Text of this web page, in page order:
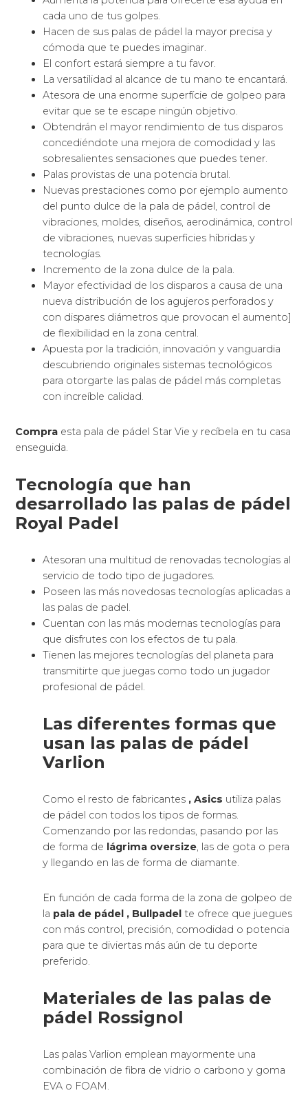
cada uno de tus golpes.
Hacen de sus palas de pádel la mayor precisa y
cómoda que te puedes imaginar.
El confort estará siempre a tu favor.
La versatilidad al alcance de tu mano te encantará.
Atesora de una enorme superfície de golpeo para
evitar que se te escape ningún objetivo.
Obtendrán el mayor rendimiento de tus disparos
concediéndote una mejora de comodidad y las
sobresalientes sensaciones que puedes tener.
Palas provistas de una potencia brutal.
Nuevas prestaciones como por ejemplo aumento
del punto dulce de la pala de pádel, control de
vibraciones, moldes, diseños, aerodinámica, control
de vibraciones, nuevas superficies híbridas y
tecnologías.
Incremento de la zona dulce de la pala.
Mayor efectividad de los disparos a causa de una
nueva distribución de los agujeros perforados y
con dispares diámetros que provocan el aumento]
de flexibilidad en la zona central.
Apuesta por la tradición, innovación y vanguardia
descubriendo originales sistemas tecnológicos
para otorgarte las palas de pádel más completas
con increíble calidad.
Compra esta pala de pádel Star Vie y recíbela en tu casa
enseguida.
Tecnología que han
desarrollado las palas de pádel
Royal Padel
Atesoran una multitud de renovadas tecnologías al
servicio de todo tipo de jugadores.
Poseen las más novedosas tecnologías aplicadas a
las palas de padel.
Cuentan con las más modernas tecnologías para
que disfrutes con los efectos de tu pala.
Tienen las mejores tecnologías del planeta para
transmitirte que juegas como todo un jugador
profesional de pádel.
Las diferentes formas que
usan las palas de pádel
Varlion
Como el resto de fabricantes , Asics utiliza palas
de pádel con todos los tipos de formas.
Comenzando por las redondas, pasando por las
de forma de lágrima oversize, las de gota o pera
y llegando en las de forma de diamante.
En función de cada forma de la zona de golpeo de
la pala de pádel , Bullpadel te ofrece que juegues
con más control, precisión, comodidad o potencia
para que te diviertas más aún de tu deporte
preferido.
Materiales de las palas de
pádel Rossignol
Las palas Varlion emplean mayormente una
combinación de fibra de vidrio o carbono y goma
EVA o FOAM.